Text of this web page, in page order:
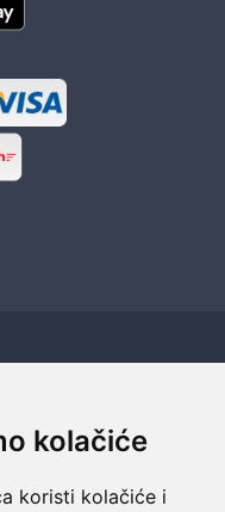
kolačiće
koristi kolačiće i